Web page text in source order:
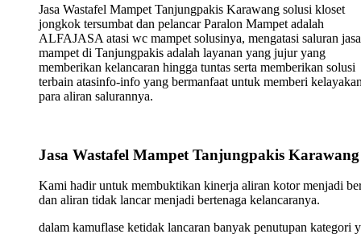
Jasa Wastafel Mampet Tanjungpakis Karawang solusi kloset
jongkok tersumbat dan pelancar Paralon Mampet adalah
ALFAJASA atasi wc mampet solusinya, mengatasi saluran jasa
mampet di Tanjungpakis adalah layanan yang jujur yang
memberikan kelancaran hingga tuntas serta memberikan solusi
terbain atasinfo-info yang bermanfaat untuk memberi
para aliran salurannya.
Jasa Wastafel Mampet Tanjungpakis Karawang
Kami hadir untuk membuktikan kinerja aliran kotor menjadi
dan aliran tidak lancar menjadi bertenaga kelancaranya.
dalam kamuflase ketidak lancaran banyak penutupan kategori